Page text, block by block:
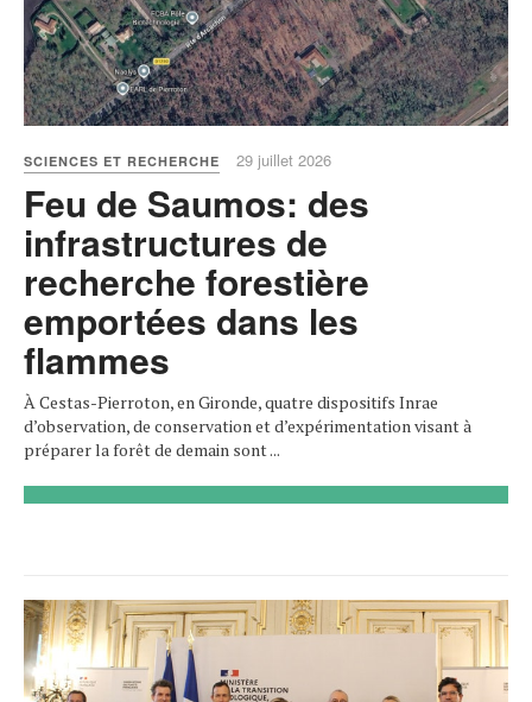
SCIENCES ET RECHERCHE 29 juillet 2026
Feu de Saumos: des
infrastructures de
recherche forestière
emportées dans les
flammes
À Cestas-Pierroton, en Gironde, quatre dispositifs Inrae
d’observation, de conservation et d’expérimentation visant à
préparer la forêt de demain sont ...